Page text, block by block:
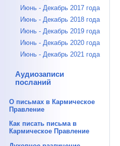
Июнь - Декабрь 2017 года
Июнь - Декабрь 2018 года
Июнь - Декабрь 2019 года
Июнь - Декабрь 2020 года
Июнь - Декабрь 2021 года
Аудиозаписи
посланий
О письмах в Кармическое
Правление
Как писать письма в
Кармическое Правление